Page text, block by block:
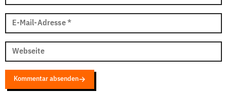
E-Mail-Adresse *
Webseite
Kommentar absenden